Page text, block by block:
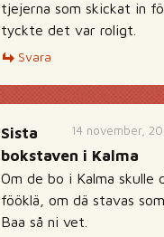
tjejerna som skickat in
tyckte det var roligt.
Svara
14 november,
Sista
bokstaven i Kalma
Om de bo i Kalma skulle
fööklä, om dä stavas
Baa så ni vet.